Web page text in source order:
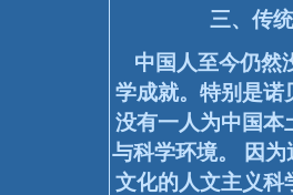
三、传
中国人至今仍然
学成就。特别是诺
没有一人为中国本
与科学环境。
因为
文化的人文主义科